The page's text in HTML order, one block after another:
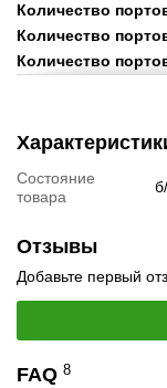
Количество
Количество
Количество
Возможность
Размеры:
110 x 75
Состояние:
Спецификация:
Состояние
товара
Отзывы
Добавьте первый
FAQ 8